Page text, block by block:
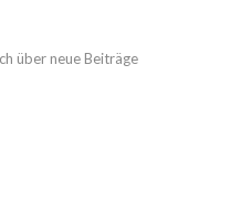
über neue Beiträge